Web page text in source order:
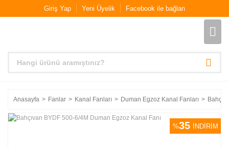
Giriş Yap Yeni Üyelik Facebook ile bağlan
Anasayfa Fanlar Kanal Fanları Duman Egzoz Kanal Fanları
%35 İNDİRİM